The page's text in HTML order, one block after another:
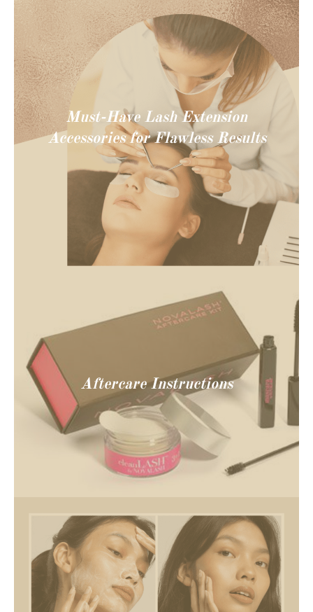
Must-Have Lash Extension
Accessories for Flawless Results
Aftercare Instructions